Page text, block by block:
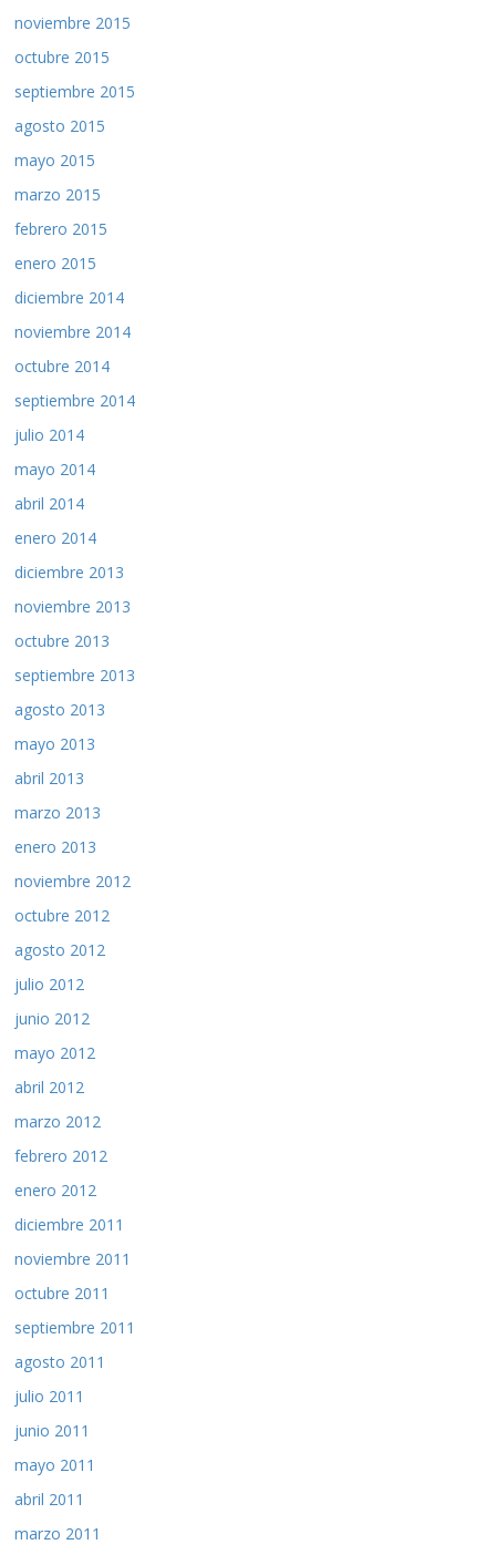
noviembre 2015
octubre 2015
septiembre 2015
agosto 2015
mayo 2015
marzo 2015
febrero 2015
enero 2015
diciembre 2014
noviembre 2014
octubre 2014
septiembre 2014
julio 2014
mayo 2014
abril 2014
enero 2014
diciembre 2013
noviembre 2013
octubre 2013
septiembre 2013
agosto 2013
mayo 2013
abril 2013
marzo 2013
enero 2013
noviembre 2012
octubre 2012
agosto 2012
julio 2012
junio 2012
mayo 2012
abril 2012
marzo 2012
febrero 2012
enero 2012
diciembre 2011
noviembre 2011
octubre 2011
septiembre 2011
agosto 2011
julio 2011
junio 2011
mayo 2011
abril 2011
marzo 2011